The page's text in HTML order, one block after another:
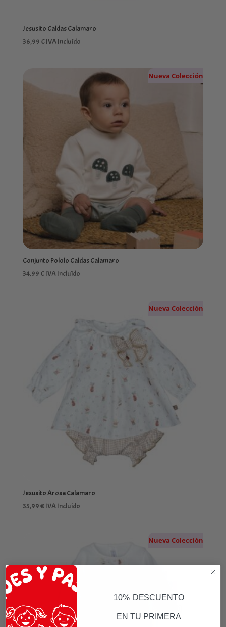
Jesusito Caldas Calamaro
36,99€IVA Incluído
Nueva Colección
Conjunto Pololo Caldas Calamaro
34,99€IVA Incluído
Nueva Colección
Jesusito Arosa Calamaro
35,99€IVA Incluído
Nueva Colección
10% DESCUENTO
EN TU PRIMERA